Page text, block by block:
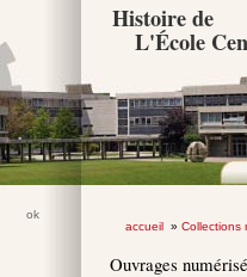
Histoire de
L'École
accueil» Collections
Ouvrages